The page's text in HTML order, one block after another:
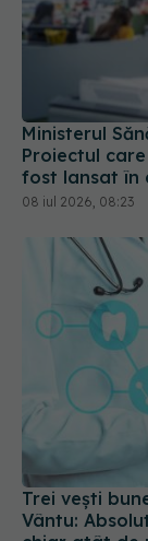
Ministerul
Proiectul
fost lansat în
08 iul 2026, 08:23
Trei vești
Vântu:
chiar atât de
29 iun 2026, 10:10